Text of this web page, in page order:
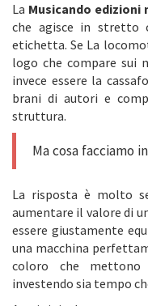
La Musicando edizioni
che agisce in stretto
etichetta. Se La
logo che compare sui
invece essere la
brani di autori e
struttura.
Ma cosa facciamo
La risposta è molto
aumentare il valore di
essere giustamente
una macchina
coloro che
investendo sia tempo